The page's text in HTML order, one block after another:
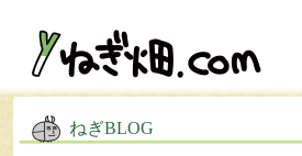
ねぎBLOG